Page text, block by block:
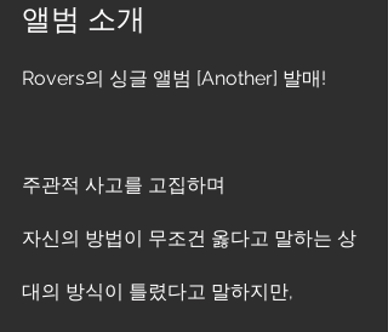
앨범 소개
Rovers의 싱글 앨범 [Another] 발매!
주관적 사고를 고집하며
자신의 방법이 무조건 옳다고 말하는 상
대의 방식이 틀렸다고 말하지만,